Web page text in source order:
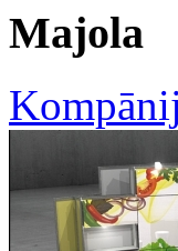
Majola